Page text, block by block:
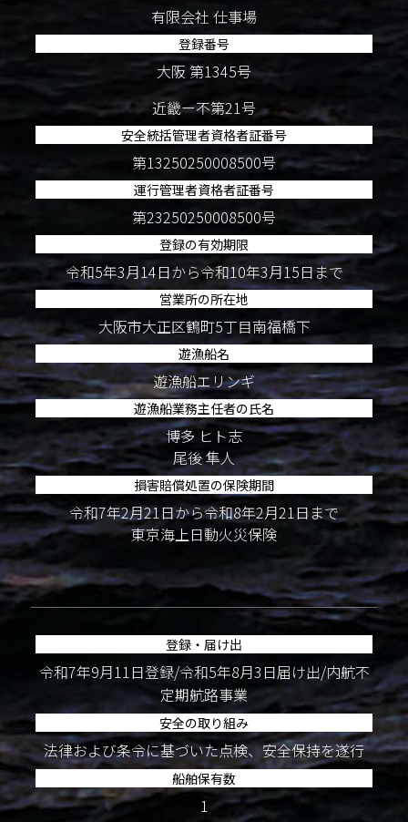
有限会社 仕事場
登録番号
大阪 第1345号
近畿ー不第21号
安全統括管理者資格者証番号
第13250250008500号
運行管理者資格者証番号
第23250250008500号
登録の有効期限
令和5年3月14日から令和10年3月15日まで
営業所の所在地
大阪市大正区鶴町5丁目南福橋下
遊漁船名
遊漁船エリンギ
遊漁船業務主任者の氏名
博多 ヒト志
尾後 隼人
損害賠償処置の保険期間
令和7年2月21日から令和8年2月21日まで
東京海上日動火災保険
登録・届け出
令和7年9月11日登録/令和5年8月3日届け出/内航不
定期航路事業
安全の取り組み
法律および条令に基づいた点検、安全保持を遂行
船舶保有数
1